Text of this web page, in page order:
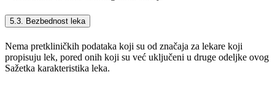
5.3. Bezbednost leka
Nema pretkliničkih podataka koji su od značaja za lekare koji
propisuju lek, pored onih koji su već uključeni u druge odeljke ovog
Sažetka karakteristika leka.